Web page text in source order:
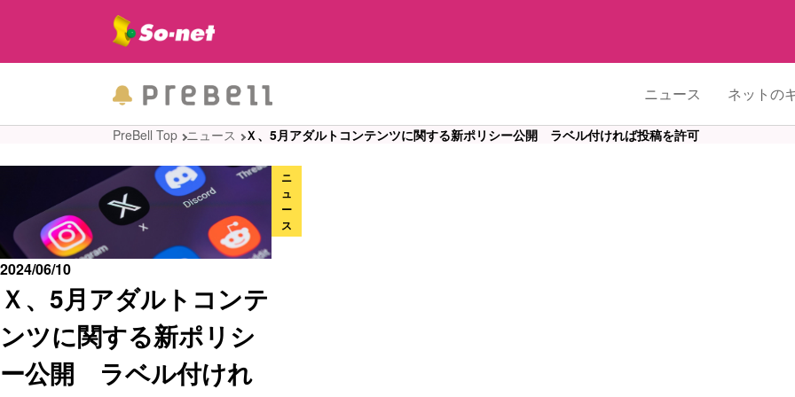
ニュース ネットの
PreBell Top ニュース Ｘ、5月アダルトコンテンツに関する新ポリシー公開 ラベル付ければ投稿を許可
ニ
ュ
ー
ス
Ｘ、5月アダルトコンテ
ンツに関する新ポリシ
ー公開 ラベル付けれ
2024/06/10